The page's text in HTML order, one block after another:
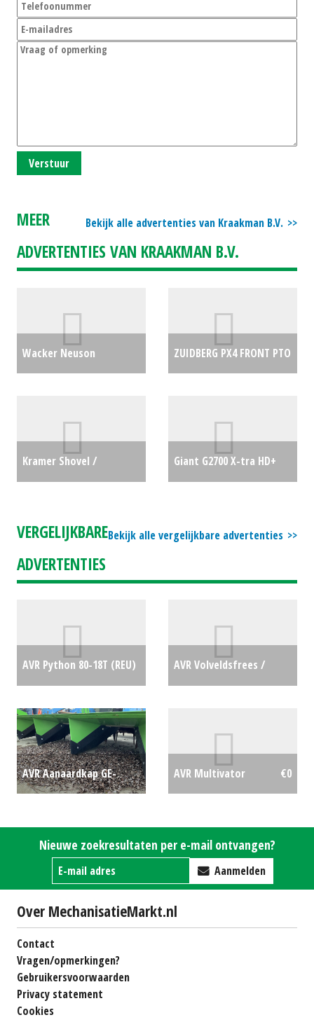
Verstuur
Bekijk alle advertenties van Kraakman B.V.
MEER
ADVERTENTIES VAN KRAAKMAN B.V.
Wacker Neuson
ZUIDBERG PX4 FRONT PTO
Kramer Shovel /
€0
Giant G2700 X-tra HD+
Bekijk alle vergelijkbare advertenties
VERGELIJKBARE
ADVERTENTIES
AVR Python 80-18T (REU)
AVR Volveldsfrees /
AVR Aanaardkap GE-
AVR Multivator €0
Nieuwe zoekresultaten per e-mail ontvangen?
Aanmelden
Over MechanisatieMarkt.nl
Contact
Vragen/opmerkingen?
Gebruikersvoorwaarden
Privacy statement
Cookies